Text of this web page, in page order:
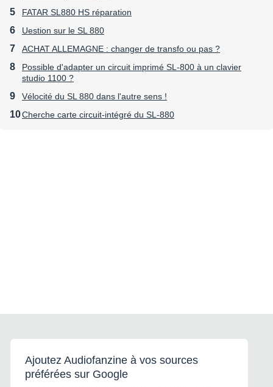
FATAR SL880 HS réparation
Uestion sur le SL 880
ACHAT ALLEMAGNE : changer de transfo ou pas ?
Possible d'adapter un circuit imprimé SL-800 à un clavier
studio 1100 ?
Vélocité du SL 880 dans l'autre sens !
Cherche carte circuit-intégré du SL-880
Ajoutez Audiofanzine à vos sources
préférées sur Google